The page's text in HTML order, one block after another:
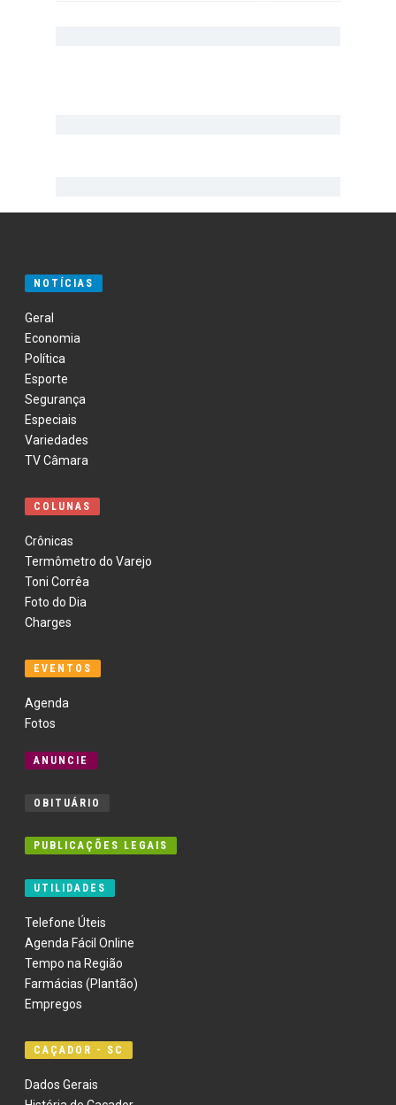
NOTÍCIAS
Geral
Economia
Política
Esporte
Segurança
Especiais
Variedades
TV Câmara
COLUNAS
Crônicas
Termômetro do Varejo
Toni Corrêa
Foto do Dia
Charges
EVENTOS
Agenda
Fotos
ANUNCIE
OBITUÁRIO
PUBLICAÇÕES LEGAIS
UTILIDADES
Telefone Úteis
Agenda Fácil Online
Tempo na Região
Farmácias (Plantão)
Empregos
CAÇADOR - SC
Dados Gerais